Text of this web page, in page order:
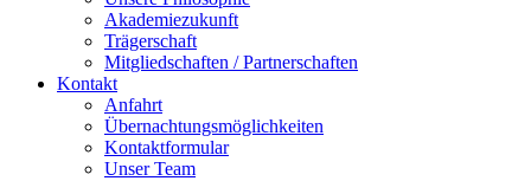
Akademiezukunft
Trägerschaft
Mitgliedschaften / Partnerschaften
Kontakt
Anfahrt
Übernachtungsmöglichkeiten
Kontaktformular
Unser Team